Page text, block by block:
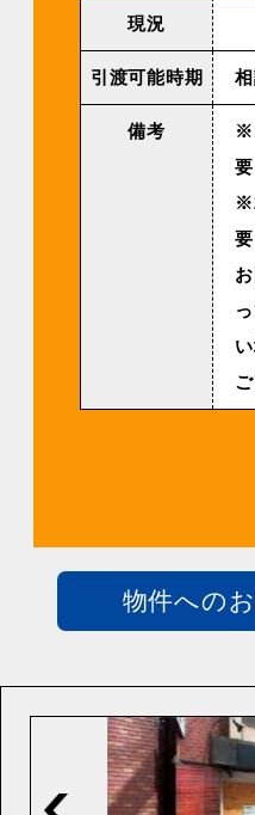
現況
引渡可能時期
備考
要
要
物件への